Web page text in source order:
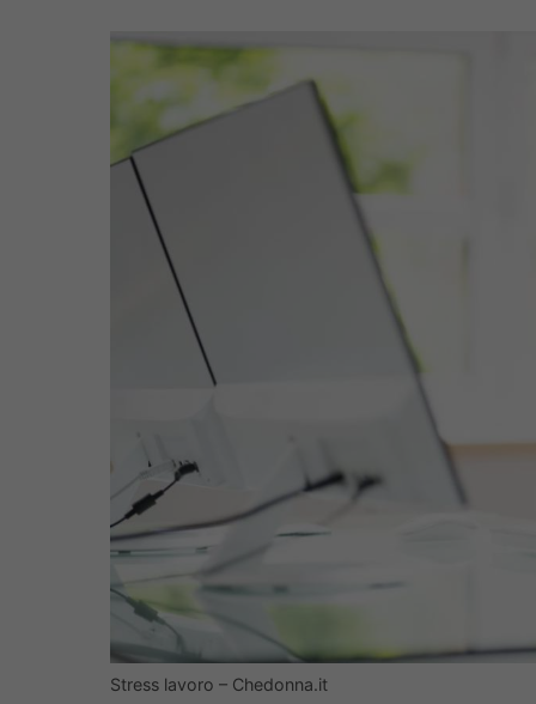
Stress lavoro – Chedonna.it